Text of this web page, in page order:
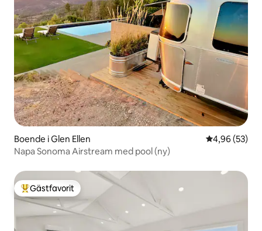
Boende i Glen Ellen 4,96 av 5 i
4,96 (53)
Napa Sonoma Airstream med pool (ny)
Populär gästfavorit
Gästfavorit